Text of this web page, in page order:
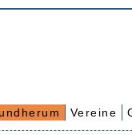
Vereine